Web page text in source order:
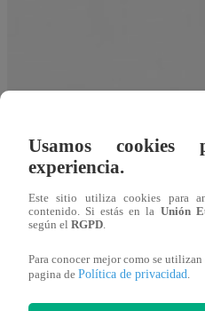
Usamos
experiencia.
Este sitio utiliza cookies para
contenido. Si estás en la Unión
según el RGPD
Para conocer mejor como se
pagina de Política de privacidad